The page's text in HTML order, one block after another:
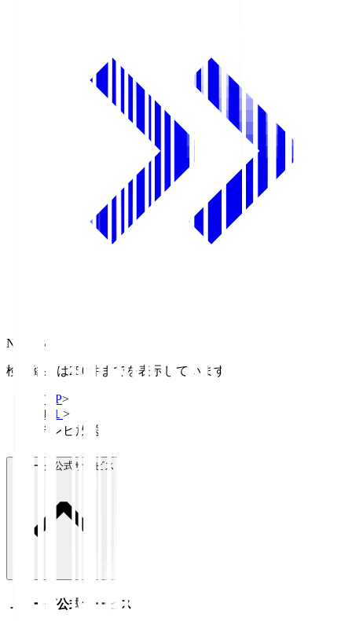
NHK BS
検索結果は250件までを表示しています
TOP>
Ｊ１ >
テレビ放送
Ｊリーグ公式サービス
Ｊリーグ公式サービス